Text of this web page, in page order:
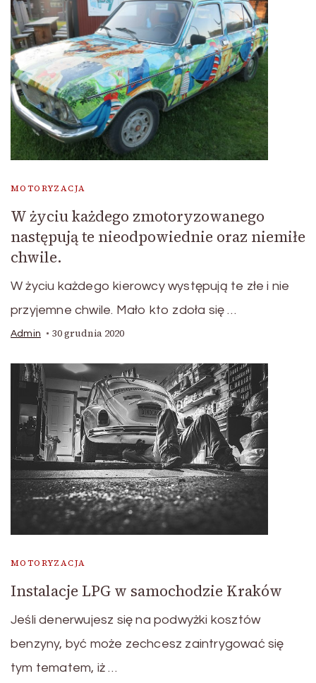
MOTORYZACJA
W życiu każdego zmotoryzowanego
następują te nieodpowiednie oraz niemiłe
chwile.
W życiu każdego kierowcy występują te złe i nie
przyjemne chwile. Mało kto zdoła się …
Admin 30 grudnia 2020
MOTORYZACJA
Instalacje LPG w samochodzie Kraków
Jeśli denerwujesz się na podwyżki kosztów
benzyny, być może zechcesz zaintrygować się
tym tematem, iż …